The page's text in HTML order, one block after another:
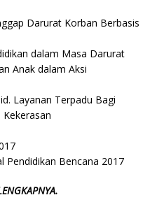
Darurat Korban Berbasis
dalam Masa Darurat
Anak dalam Aksi
Layanan Terpadu Bagi
Pendidikan Bencana 2017